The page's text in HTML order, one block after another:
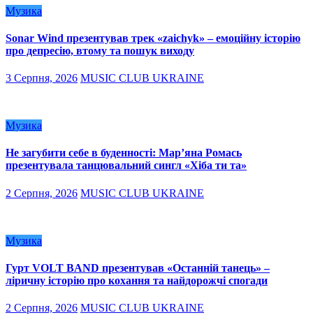
Музика
Sonar Wind презентував трек «zaichyk» – емоційну історію
про депресію, втому та пошук виходу
3 Серпня, 2026 MUSIC CLUB UKRAINE
Музика
Не загубити себе в буденності: Мар’яна Ромась
презентувала танцювальний сингл «Хіба ти та»
2 Серпня, 2026 MUSIC CLUB UKRAINE
Музика
Гурт VOLT BAND презентував «Останній танець» –
ліричну історію про кохання та найдорожчі спогади
2 Серпня, 2026 MUSIC CLUB UKRAINE